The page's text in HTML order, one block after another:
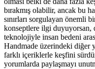
bırakmış olabilir, ancak bu
sınırları sorgulayan önemli
konseptlere ilgi
teknolojiyle insan bedeni
Handmade üzerindeki diğer
farklı içeriklerle keşfini
yorumlarda paylaşmayı